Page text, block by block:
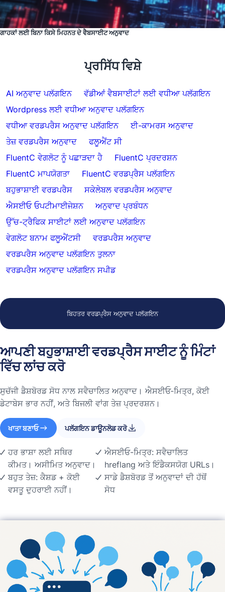
ਗਾਹਕਾਂ ਲਈ ਬਿਨਾ ਕਿਸੇ ਮਿਹਨਤ ਦੇ ਵੈਬਸਾਈਟ ਅਨੁਵਾਦ
ਪ੍ਰਸਿੱਧ ਵਿਸ਼ੇ
AI ਅਨੁਵਾਦ ਪਲੱਗਇਨ
ਵੱਡੀਆਂ ਵੈਬਸਾਈਟਾਂ ਲਈ ਵਧੀਆ ਪਲੱਗਇਨ
Wordpress ਲਈ ਵਧੀਆ ਅਨੁਵਾਦ ਪਲੱਗਇਨ
ਵਧੀਆ ਵਰਡਪਰੈਸ ਅਨੁਵਾਦ ਪਲੱਗਇਨ
ਈ-ਕਾਮਰਸ ਅਨੁਵਾਦ
ਤੇਜ਼ ਵਰਡਪਰੈਸ ਅਨੁਵਾਦ
ਫਲੂਐਂਟ ਸੀ
FluentC ਵੇਗਲੋਟ ਨੂੰ ਪਛਾੜਦਾ ਹੈ
FluentC ਪ੍ਰਦਰਸ਼ਨ
FluentC ਮਾਪਯੋਗਤਾ
FluentC ਵਰਡਪ੍ਰੈਸ ਪਲੱਗਇਨ
ਬਹੁਭਾਸ਼ਾਈ ਵਰਡਪਰੈਸ
ਸਕੇਲੇਬਲ ਵਰਡਪਰੈਸ ਅਨੁਵਾਦ
ਐਸਈਓ ਓਪਟੀਮਾਈਜੇਸ਼ਨ
ਅਨੁਵਾਦ ਪ੍ਰਬੰਧਨ
ਉੱਚ-ਟ੍ਰੈਫਿਕ ਸਾਈਟਾਂ ਲਈ ਅਨੁਵਾਦ ਪਲੱਗਇਨ
ਵੇਗਲੋਟ ਬਨਾਮ ਫਲੂਐਂਟਸੀ
ਵਰਡਪਰੈਸ ਅਨੁਵਾਦ
ਵਰਡਪਰੈਸ ਅਨੁਵਾਦ ਪਲੱਗਇਨ ਤੁਲਨਾ
ਵਰਡਪਰੈਸ ਅਨੁਵਾਦ ਪਲੱਗਇਨ ਸਪੀਡ
ਬਿਹਤਰ ਵਰਡਪ੍ਰੈਸ ਅਨੁਵਾਦ ਪਲੱਗਇਨ
ਆਪਣੀ ਬਹੁਭਾਸ਼ਾਈ ਵਰਡਪ੍ਰੈਸ ਸਾਈਟ ਨੂੰ ਮਿੰਟਾਂ
ਵਿੱਚ ਲਾਂਚ ਕਰੋ
ਸੁਚੱਜੀ ਡੈਸ਼ਬੋਰਡ ਸੋਧ ਨਾਲ ਸਵੈਚਾਲਿਤ ਅਨੁਵਾਦ। ਐਸਈਓ‑ਮਿਤ੍ਰ, ਕੋਈ
ਡੇਟਾਬੇਸ ਭਾਰ ਨਹੀਂ, ਅਤੇ ਬਿਜਲੀ ਵਾਂਗ ਤੇਜ਼ ਪ੍ਰਦਰਸ਼ਨ।
ਖਾਤਾ ਬਣਾਓ ਪਲੱਗਇਨ ਡਾਊਨਲੋਡ ਕਰੋ
ਹਰ ਭਾਸ਼ਾ ਲਈ ਸਥਿਰ
ਕੀਮਤ। ਅਸੀਮਿਤ ਅਨੁਵਾਦ।
ਬਹੁਤ ਤੇਜ਼: ਕੈਸ਼ਡ + ਕੋਈ
ਵਸਤੂ ਦੁਹਰਾਈ ਨਹੀਂ।
ਐਸਈਓ-ਮਿਤ੍ਰ: ਸਵੈਚਾਲਿਤ
hreflang ਅਤੇ ਇੰਡੈਕਸਯੋਗ URLs।
ਸਾਡੇ ਡੈਸ਼ਬੋਰਡ ਤੋਂ ਅਨੁਵਾਦਾਂ ਦੀ ਹੱਥੋਂ
ਸੋਧ